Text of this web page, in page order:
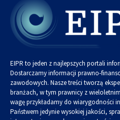
EIPR to jeden z najlepszych portali
Dostarczamy informacji prawno-
zawodowych. Nasze treści tworzą
branżach, w tym prawnicy z
wagę przykładamy do wiarygodności
Państwem jedynie wysokiej jakości,